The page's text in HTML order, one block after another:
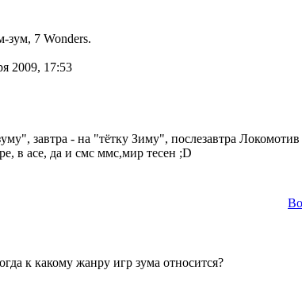
7 Wonders.
2009, 17:53
завтра - на "тётку Зиму", послезавтра
в асе, да и смс ммс,мир тесен ;D
к какому жанру игр зума относится?